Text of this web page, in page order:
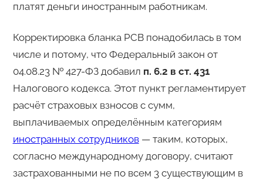
платят деньги иностранным работникам.
Корректировка бланка РСВ понадобилась в том
числе и потому, что Федеральный закон от
04.08.23 № 427-ФЗ добавил п. 6.2 в ст. 431
Налогового кодекса. Этот пункт регламентирует
расчёт страховых взносов с сумм,
выплачиваемых определённым категориям
иностранных сотрудников— таким, которых,
согласно международному договору, считают
застрахованными не по всем 3 существующим в